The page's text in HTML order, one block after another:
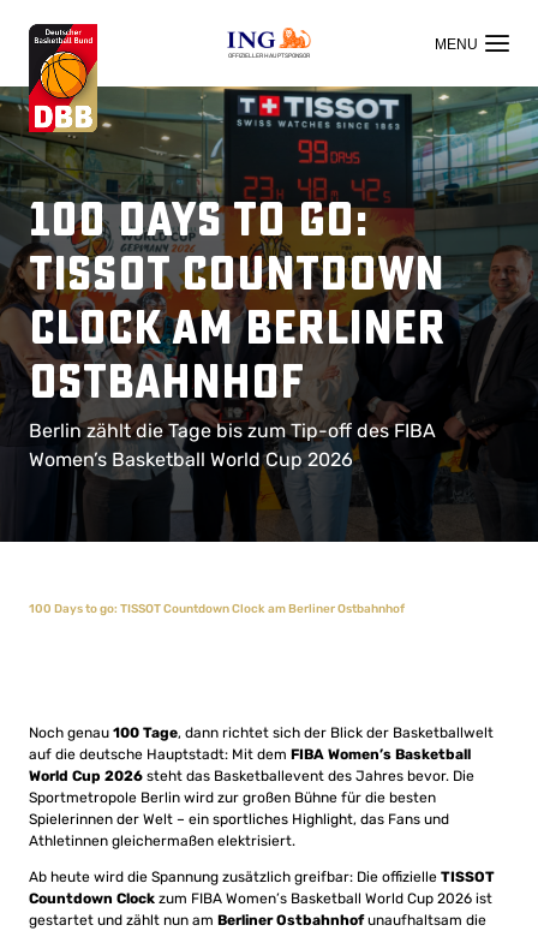
OFFIZIELLER HAUPTSPONSOR
100 Days to go:
TISSOT Countdown
Clock am Berliner
Ostbahnhof
Berlin zählt die Tage bis zum Tip-off des FIBA
Women’s Basketball World Cup 2026
100 Days to go: TISSOT Countdown Clock am Berliner Ostbahnhof
Noch genau 100 Tage, dann richtet sich der Blick der Basketballwelt
auf die deutsche Hauptstadt: Mit dem FIBA Women’s Basketball
World Cup 2026 steht das Basketballevent des Jahres bevor. Die
Sportmetropole Berlin wird zur großen Bühne für die besten
Spielerinnen der Welt – ein sportliches Highlight, das Fans und
Athletinnen gleichermaßen elektrisiert.
Ab heute wird die Spannung zusätzlich greifbar: Die offizielle TISSOT
Countdown Clock zum FIBA Women’s Basketball World Cup 2026 ist
gestartet und zählt nun am Berliner Ostbahnhofunaufhaltsam die